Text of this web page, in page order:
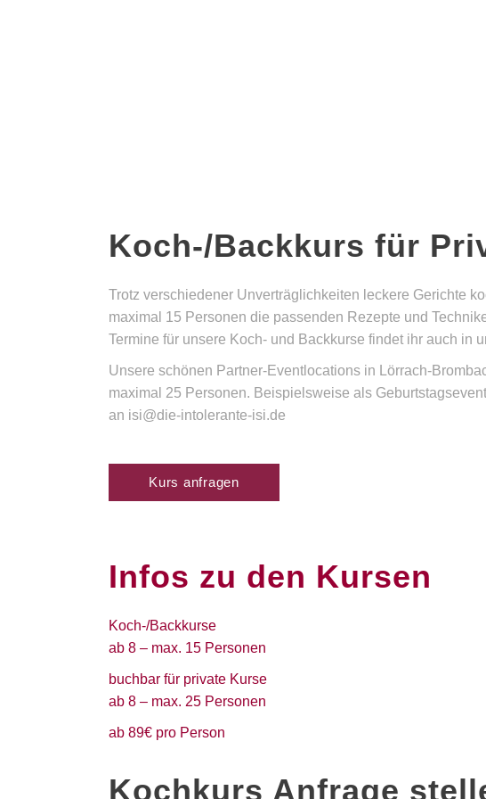
Koch-/Backkurs für
Trotz verschiedener Unverträglichkeiten leckere Gerichte
maximal 15 Personen die passenden Rezepte und
Termine für unsere Koch- und Backkurse findet ihr auch in
Unsere schönen Partner-Eventlocations in Lörrach-
maximal 25 Personen. Beispielsweise als
an isi@die-intolerante-isi.de
Kurs anfragen
Infos zu den Kursen
Koch-/Backkurse
ab 8 – max. 15 Personen
buchbar für private Kurse
ab 8 – max. 25 Personen
ab 89€ pro Person
Kochkurs Anfrage